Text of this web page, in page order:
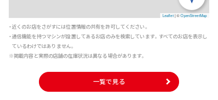
Leaflet |©OpenStreetMap
・近くのお店をさがすには位置情報の共有を許可してください。
・通信機能を持つマシンが設置してあるお店のみを検索しています。すべてのお店を表示し
ているわけではありません。
※掲載内容と実際の店舗の在庫状況は異なる場合があります。
一覧で見る